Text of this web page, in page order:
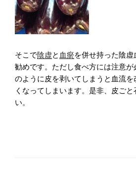
そこで陰虚と 血瘀を併せ持った陰
勧めです。ただし食べ方には注意
のように皮を剥いてしまうと血流
くなってしまいます。是非、皮ご
い。